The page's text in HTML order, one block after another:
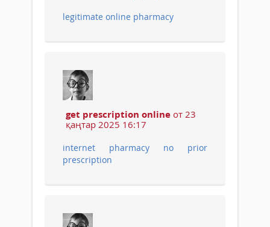
legitimate online pharmacy
get prescription online от 23
қаңтар 2025 16:17
internet pharmacy no prior
prescription